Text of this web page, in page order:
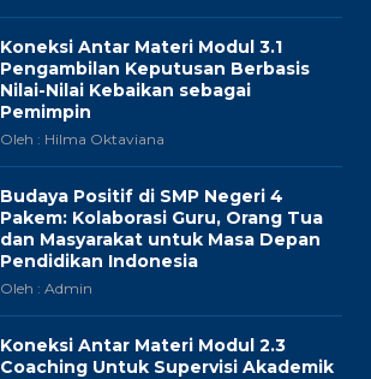
Koneksi Antar Materi Modul 3.1
Pengambilan Keputusan Berbasis
Nilai-Nilai Kebaikan sebagai
Pemimpin
Oleh : Hilma Oktaviana
Budaya Positif di SMP Negeri 4
Pakem: Kolaborasi Guru, Orang Tua
dan Masyarakat untuk Masa Depan
Pendidikan Indonesia
Oleh : Admin
Koneksi Antar Materi Modul 2.3
Coaching Untuk Supervisi Akademik